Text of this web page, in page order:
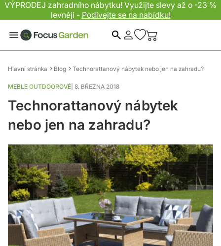
VÝPRODEJ zahradního nábytku! Využijte slevy až o -23 %
levněji - Podívejte se na nabídku!
Hlavní stránka Blog Technorattanový nábytek nebo jen na zahradu?
MEBLE OUTDOOROVÉ 8. BŘEZNA 2018
Technorattanový nábytek
nebo jen na zahradu?